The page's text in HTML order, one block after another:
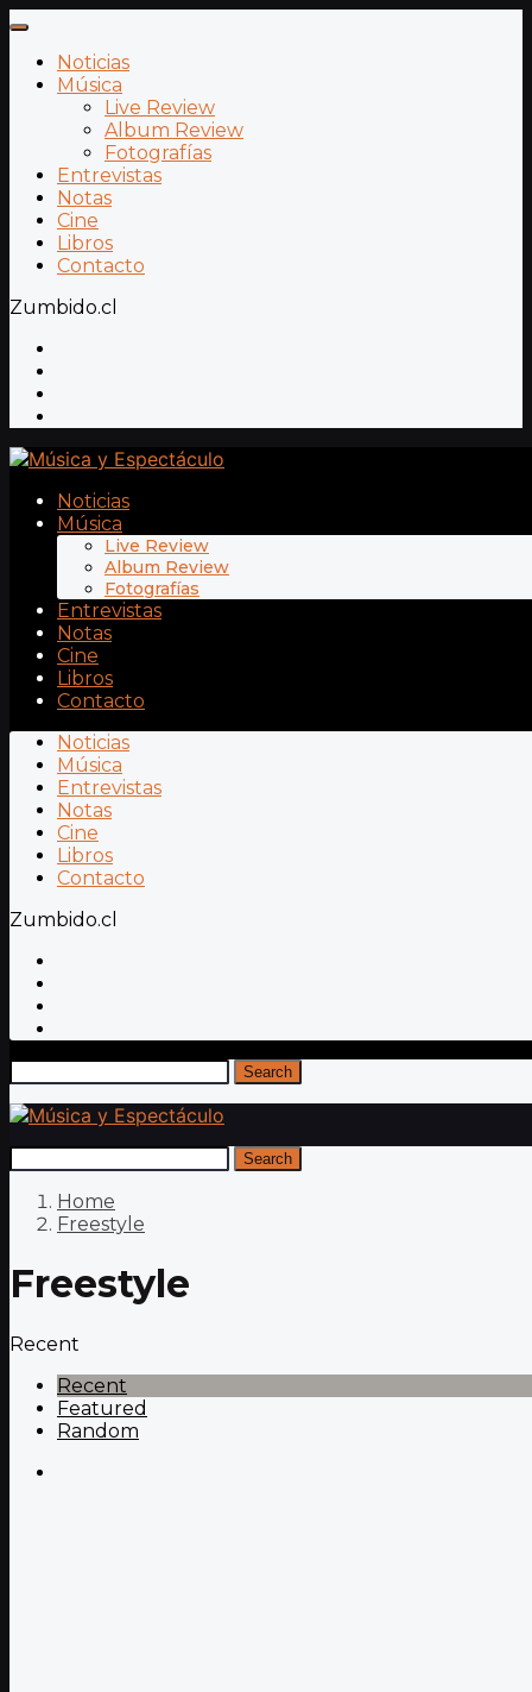
Noticias
Música
Live Review
Album Review
Fotografías
Entrevistas
Notas
Cine
Libros
Contacto
Zumbido.cl
Noticias
Música
Live Review
Album Review
Fotografías
Entrevistas
Notas
Cine
Libros
Contacto
Noticias
Música
Entrevistas
Notas
Cine
Libros
Contacto
Zumbido.cl
Search
Search
Home
Freestyle
Freestyle
Recent
Recent
Featured
Random